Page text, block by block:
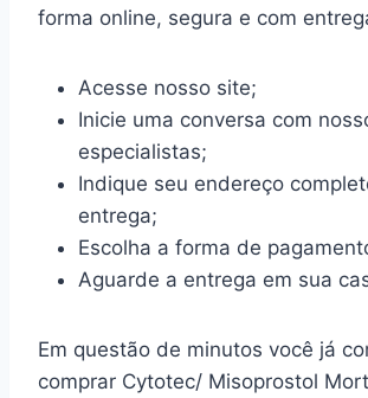
forma online, segura e com
Acesse nosso site;
Inicie uma conversa com
especialistas;
Indique seu endereço
entrega;
Escolha a forma de
Aguarde a entrega em sua
Em questão de minutos você já
comprar Cytotec/ Misoprostol